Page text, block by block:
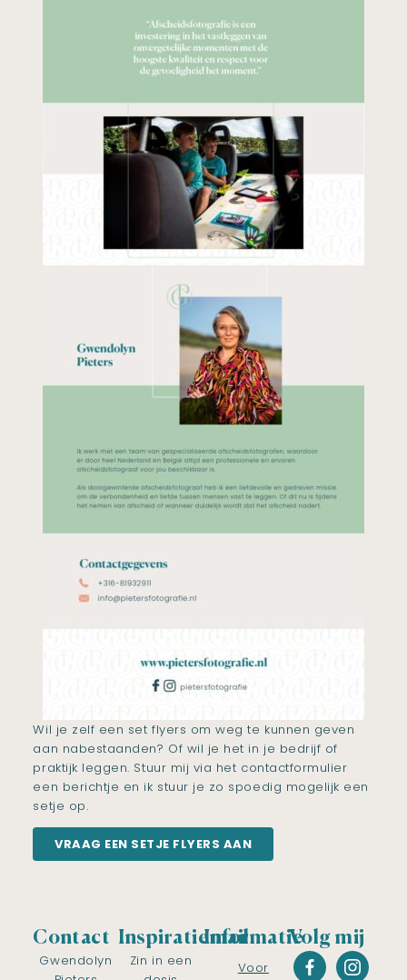
Wil je zelf een set flyers om weg te kunnen geven
aan nabestaanden? Of wil je het in je bedrijf of
praktijk leggen. Stuur mij via het contactformulier
een berichtje en ik stuur je zo spoedig mogelijk een
setje op.
VRAAG EEN SETJE FLYERS AAN
Contact
Gwendolyn
Inspiratiemail
Zin in een
Informatie
Voor
Volg mij